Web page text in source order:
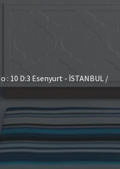
: 10 D:3 Esenyurt - İSTANBUL /